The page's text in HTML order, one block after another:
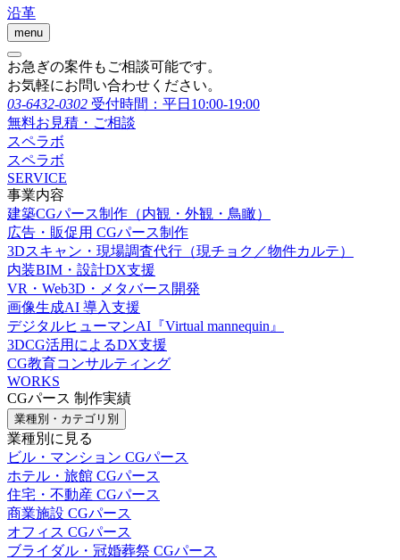
沿革
menu
お急ぎの案件もご相談可能です。
お気軽にお問い合わせください。
03-6432-0302 受付時間：平日10:00-19:00
無料お見積・ご相談
スペラボ
スペラボ
SERVICE
事業内容
建築CGパース制作（内観・外観・鳥瞰）
広告・販促用 CGパース制作
3Dスキャン・現場調査代行（現チョク／物件カルテ）
内装BIM・設計DX支援
VR・Web3D・メタバース開発
画像生成AI 導入支援
デジタルヒューマンAI『Virtual mannequin』
3DCG活用によるDX支援
CG教育コンサルティング
WORKS
CGパース 制作実績
業種別・カテゴリ別
業種別に見る
ビル・マンション CGパース
ホテル・旅館 CGパース
住宅・不動産 CGパース
商業施設 CGパース
オフィス CGパース
ブライダル・冠婚葬祭 CGパース